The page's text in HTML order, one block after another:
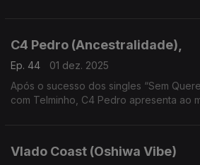
C4 Pedro (Ancestralidade),
Ep. 44
01 dez. 2025
Após o sucesso dos singles “Sem
com Telminho, C4 Pedro apresenta ao
Vlado Coast (Oshiwa Vibe)